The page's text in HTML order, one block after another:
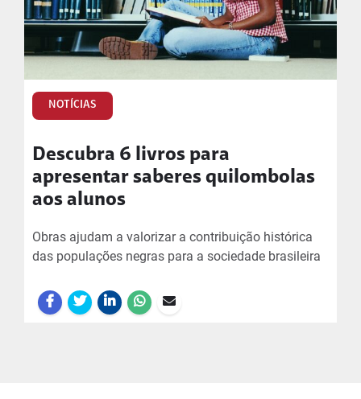
NOTÍCIAS
Descubra 6 livros para
apresentar saberes quilombolas
aos alunos
Obras ajudam a valorizar a contribuição histórica
das populações negras para a sociedade brasileira